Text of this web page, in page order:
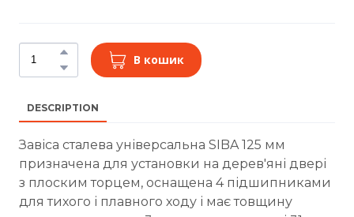
В кошик
DESCRIPTION
Завіса сталева універсальна SIBA 125 мм
призначена для установки на дерев'яні двері
з плоским торцем, оснащена 4 підшипниками
для тихого і плавного ходу і має товщину